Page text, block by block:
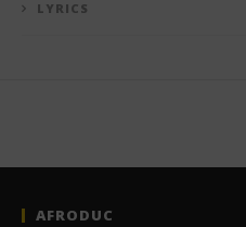
LYRICS
AFRODUC